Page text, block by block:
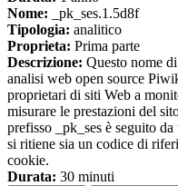
Nome: _pk_ses.1.5d8f
Tipologia: analitico
Proprieta: Prima parte
Descrizione: Questo nome
analisi web open source
proprietari di siti Web a
misurare le prestazioni del
prefisso _pk_ses è seguito
si ritiene sia un codice di
cookie.
Durata: 30 minuti